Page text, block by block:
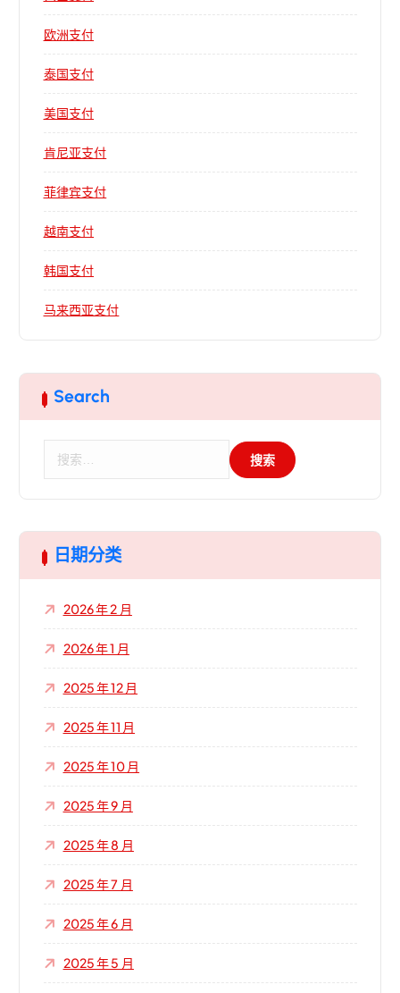
欧洲支付
泰国支付
美国支付
肯尼亚支付
菲律宾支付
越南支付
韩国支付
马来西亚支付
Search
日期分类
2026 年 2 月
2026 年 1 月
2025 年 12 月
2025 年 11 月
2025 年 10 月
2025 年 9 月
2025 年 8 月
2025 年 7 月
2025 年 6 月
2025 年 5 月